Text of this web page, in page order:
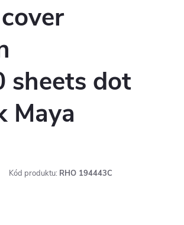
sheets dot
Maya
Kód produktu: RHO 194443C